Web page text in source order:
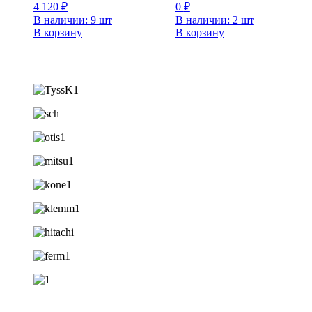
4 120 ₽
В наличии: 9 шт
В корзину
0 ₽
В наличии: 2 шт
В корзину